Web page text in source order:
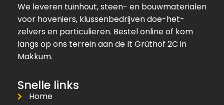
We leveren tuinhout, steen- en bouwmaterialen
voor hoveniers, klussenbedrijven doe-het-
zelvers en particulieren. Bestel online of kom
langs op ons terrein aan de It Grûthof 2C in
Makkum.
Snelle links
Home